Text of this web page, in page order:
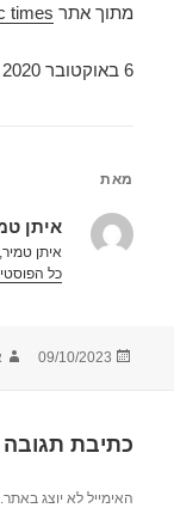
מתוך אתר times
6 באוקטובר 2020
מאת
איתן
איתן
כל
פורסם
09/10/2023
כתיבת תגובה
האימייל לא יוצג באתר.